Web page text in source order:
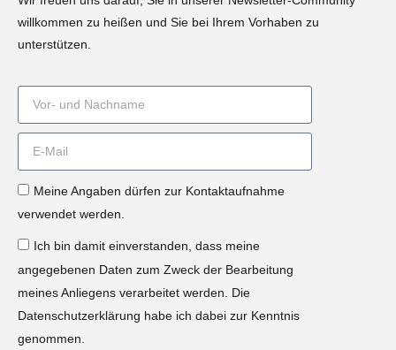
willkommen zu heißen und Sie bei Ihrem Vorhaben zu
unterstützen.
Meine Angaben dürfen zur Kontaktaufnahme
verwendet werden.
Ich bin damit einverstanden, dass meine
angegebenen Daten zum Zweck der Bearbeitung
meines Anliegens verarbeitet werden. Die
Datenschutzerklärung habe ich dabei zur Kenntnis
genommen.